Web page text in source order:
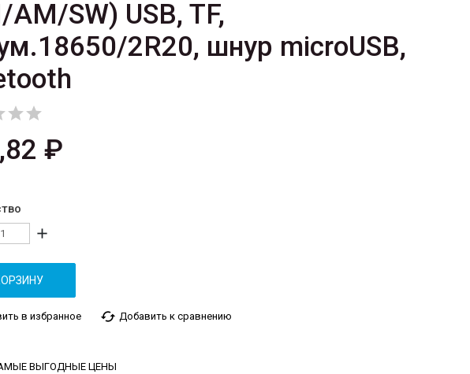
AM/SW) USB, TF,
2R20, шнур microUSB,

₽
add
в избранное cached Добавить к сравнению
ВЫГОДНЫЕ ЦЕНЫ